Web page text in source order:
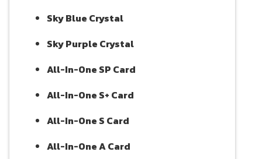
Sky Blue Crystal
Sky Purple Crystal
All-In-One SP Card
All-In-One S+ Card
All-In-One S Card
All-In-One A Card